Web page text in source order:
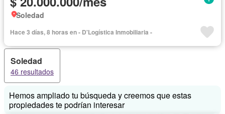
Soledad
Hace 3 días, 8 horas en - D'Logística Inmobiliaria -
Soledad
46 resultados
Hemos ampliado tu búsqueda y creemos que estas
propiedades te podrían interesar